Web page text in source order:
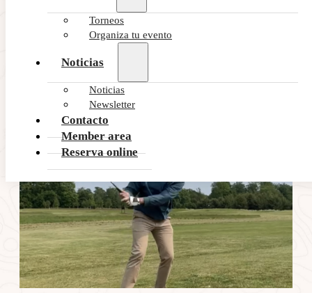
Torneos
Organiza tu evento
Noticias
Noticias
Newsletter
Contacto
Member area
Reserva online